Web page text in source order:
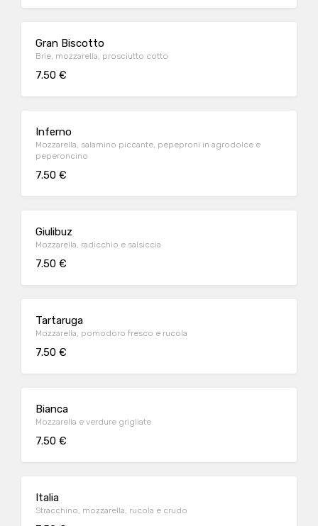
Gran Biscotto
Brie, mozzarella, prosciutto cotto
7.50 €
Inferno
Mozzarella, salamino piccante, pepeproni in agrodolce e
peperoncino
7.50 €
Giulibuz
Mozzarella, radicchio e salsiccia
7.50 €
Tartaruga
Mozzarella, pomodoro fresco e rucola
7.50 €
Bianca
Mozzarella e verdure grigliate
7.50 €
Italia
Stracchino, mozzarella, rucola e crudo